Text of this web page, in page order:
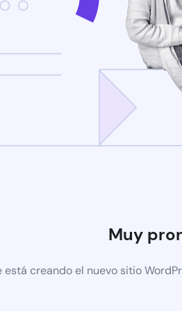
Muy
está creando el nuevo sitio